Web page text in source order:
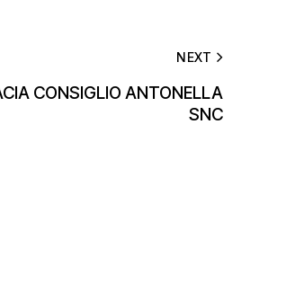
NEXT
CONSIGLIO ANTONELLA
SNC